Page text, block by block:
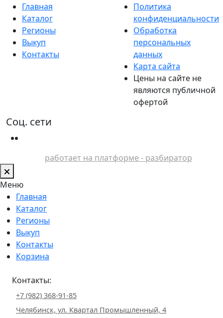
Главная
Каталог
Регионы
Выкуп
Контакты
Политика
конфиденциальности
Обработка
персональных
данных
Карта сайта
Цены на сайте не
являются публичной
офертой
Соц. сети
работает на платформе - разбиратор
Меню
Главная
Каталог
Регионы
Выкуп
Контакты
Корзина
Контакты:
+7 (982) 368-91-85
Челябинск, ул. Квартал Промышленный, 4